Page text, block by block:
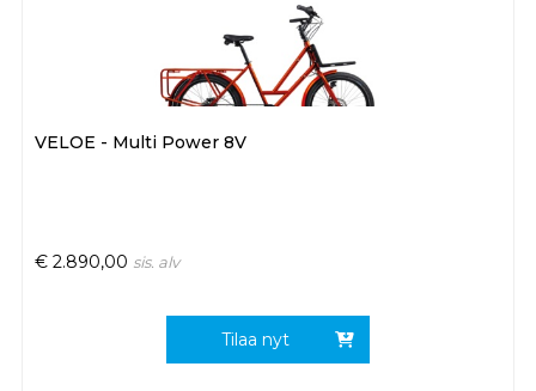
VELOE - Multi Power 8V
€ 2.890,00 sis. alv
Tilaa nyt